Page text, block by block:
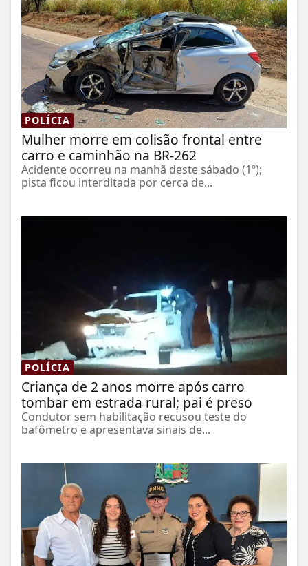
POLÍCIA
Mulher morre em colisão frontal entre
carro e caminhão na BR-262
Acidente ocorreu na manhã deste sábado (1º);
pista ficou interditada por cerca de...
POLÍCIA
Criança de 2 anos morre após carro
tombar em estrada rural; pai é preso
Condutor sem habilitação recusou teste do
bafômetro e apresentava sinais de...